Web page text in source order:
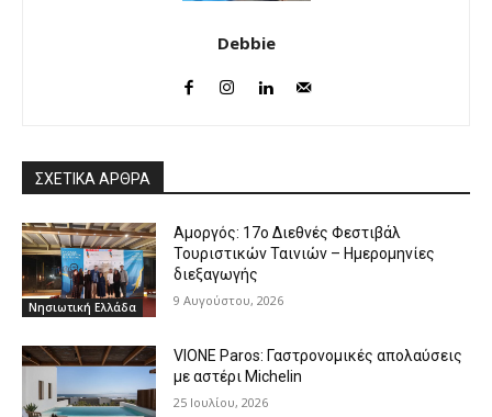
Debbie
ΣΧΕΤΙΚΑ ΑΡΘΡΑ
Νησιωτική Ελλάδα
Αμοργός: 17ο Διεθνές Φεστιβάλ
Τουριστικών Ταινιών – Ημερομηνίες
διεξαγωγής
9 Αυγούστου, 2026
VIONE Paros: Γαστρονομικές απολαύσεις
με αστέρι Michelin
25 Ιουλίου, 2026